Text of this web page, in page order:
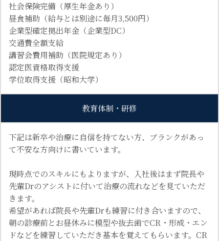
社会保険完備（厚生年金あり）
昼食補助（給与とは別途に毎月3,500円）
企業型確定拠出年金（企業型DC）
交通費全額支給
講習会費用補助（医院規定あり）
認定医資格取得支援
学位取得支援（昭和大学）
教育体制・研修
下記は新卒や治療に自信を持てない方、ブランクがあっ
て不安な方向けに書いています。
現時点でのスキルにもよりますが、入社後はまず院長や
先輩Drのアシストに付いて治療の流れなどを見ていただ
きます。
希望があれば院長や先輩Drも練習に付き合いますので、
朝の診療前とお昼休みに模型や抜去歯でCR・形成・エン
ドなどを練習していただき基本を覚えてもらいます。CR